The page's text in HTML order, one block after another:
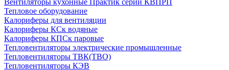
Вентиляторы кухонные Практик серии КВПРП
Тепловое оборудование
Калориферы для вентиляции
Калориферы КСк водяные
Калориферы КПСк паровые
Тепловентиляторы электрические промышленные
Тепловентиляторы ТВК(ТВО)
Тепловентиляторы КЭВ